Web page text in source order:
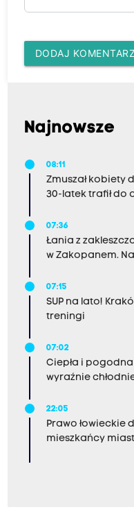
DODAJ KOMENTARZ
Najnowsze
08:11
Zmuszał kobiety
30-latek trafił do
07:36
Łania z
w Zakopanem.
07:15
SUP na lato!
treningi
07:02
Ciepła i
wyraźnie
22:05
Prawo łowieckie
mieszkańcy miast